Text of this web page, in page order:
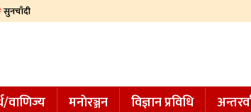
सुनचाँदी
वाणिज्य मनाेरञ्जन विज्ञान प्रविधि